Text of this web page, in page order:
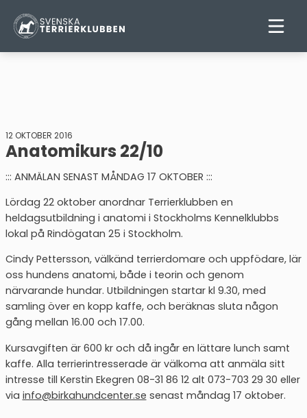
12 OKTOBER 2016
Anatomikurs 22/10
::: ANMÄLAN SENAST MÅNDAG 17 OKTOBER :::
Lördag 22 oktober anordnar Terrierklubben en
heldagsutbildning i anatomi i Stockholms Kennelklubbs
lokal på Rindögatan 25 i Stockholm.
Cindy Pettersson, välkänd terrierdomare och uppfödare, lär
oss hundens anatomi, både i teorin och genom
närvarande hundar. Utbildningen startar kl 9.30, med
samling över en kopp kaffe, och beräknas sluta någon
gång mellan 16.00 och 17.00.
Kursavgiften är 600 kr och då ingår en lättare lunch samt
kaffe. Alla terrierintresserade är välkoma att anmäla sitt
intresse till Kerstin Ekegren 08-31 86 12 alt 073-703 29 30 eller
via info@birkahundcenter.se senast måndag 17 oktober.